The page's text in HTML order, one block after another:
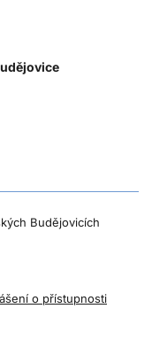
Budějovicích
o přístupnosti